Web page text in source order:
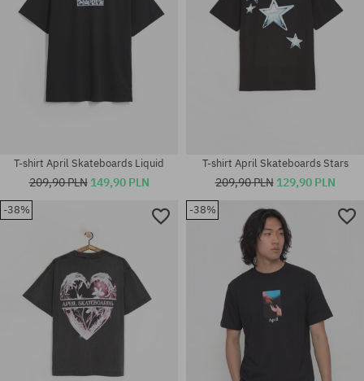
Dostępne rozmiary:
Dostępne rozmiary:
T-shirt April Skateboards Liquid
209,90 PLN 149,90 PLN
T-shirt April Skateboards Stars
209,90 PLN 129,90 PLN
-38% -38%